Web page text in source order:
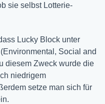
sie selbst Lotterie-
Lucky Block unter
Social and
diesem Zweck wurde die
niedrigem
setze man sich für